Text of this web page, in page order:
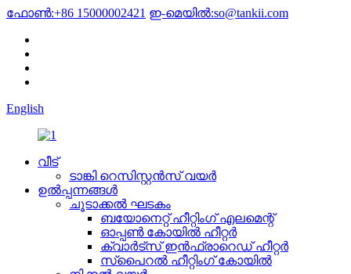
ഫോൺ:+86 15000002421 ഇ-മെയിൽ:so@tankii.com
English
വീട്
ടാങ്കി റെസിസ്റ്റൻസ് വയർ
ഉൽപ്പന്നങ്ങൾ
ചൂടാക്കൽ ഘടകം
ബയോനെറ്റ് ഹീറ്റിംഗ് എലമെന്റ്
ഓപ്പൺ കോയിൽ ഹീറ്റർ
ക്വാർട്സ് ഇൻഫ്രാറെഡ് ഹീറ്റർ
സ്പൈറൽ ഹീറ്റിംഗ് കോയിൽ